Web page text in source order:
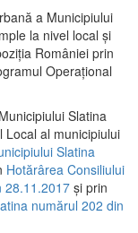
a Municipiului
la nivel local şi
României prin
Operațional
Slatina
al municipiului
Slatina
Hotărârea Consiliului
28.11.2017 și prin
numărul 202 din